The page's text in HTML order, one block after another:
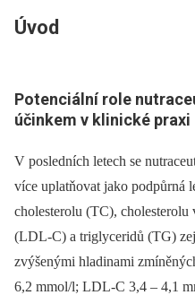
Úvod
Potenciální role
účinkem v klinické praxi
V posledních letech se
více uplatňovat jako podpůrná
cholesterolu (TC),
(LDL-C) a triglyceridů (TG)
zvýšenými hladinami
6,2 mmol/l; LDL-C 3,4 –⁠ 4,1